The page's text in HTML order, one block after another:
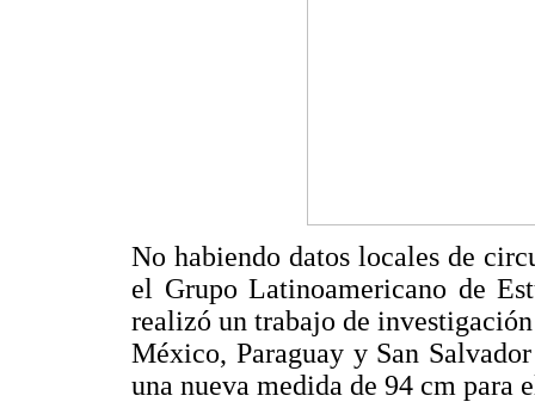
No habiendo datos locales de
el Grupo Latinoamericano de
realizó un trabajo de
México, Paraguay y San
una nueva medida de 94 cm para